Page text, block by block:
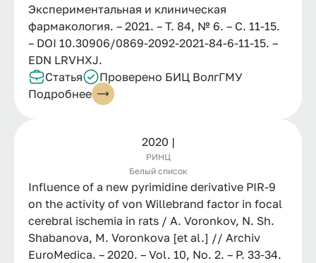
Экспериментальная и клиническая
фармакология. – 2021. – Т. 84, № 6. – С. 11-15.
– DOI 10.30906/0869-2092-2021-84-6-11-15. –
EDN LRVHXJ.
Статья
Проверено БИЦ ВолгГМУ
Подробнее
2020 |
РИНЦ
Белый список
Influence of a new pyrimidine derivative PIR-9
on the activity of von Willebrand factor in focal
cerebral ischemia in rats / A. Voronkov, N. Sh.
Shabanova, M. Voronkova [et al.] // Archiv
EuroMedica. – 2020. – Vol. 10, No. 2. – P. 33-34.